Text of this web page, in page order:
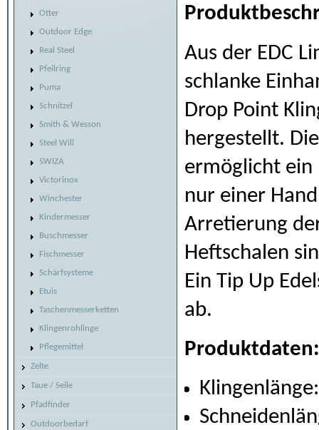
Otter
Outdoor Edge
Real Steel
Pfeilring
Puma
Schnitzel
Smith & Wesson
Steel Will
SWIZA
Victorinox
Winchester
Kindermesser
Buschmesser
Fischmesser
Schärfsysteme
Etuis
Taschenmesserketten
Klingenrohlinge
Pflegemittel
Zelte
Taue / Seile
Pfadfinder
Outdoorbedarf
Aus der EDC
schlanke
Drop Point
hergestellt.
ermöglicht ein
nur einer
Arretierung
Heftschalen
Ein Tip Up
ab.
Produktdaten: